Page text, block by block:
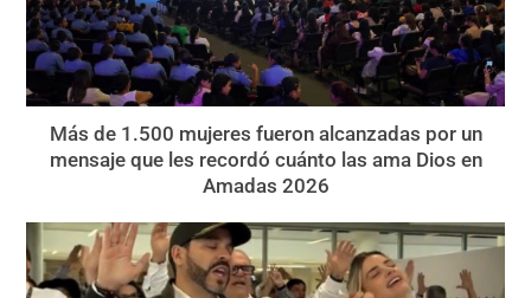
Más de 1.500 mujeres fueron alcanzadas por un
mensaje que les recordó cuánto las ama Dios en
Amadas 2026